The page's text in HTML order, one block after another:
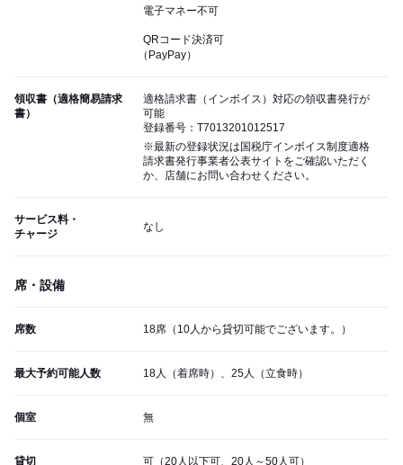
電子マネー不可
QRコード決済可
（PayPay）
領収書（適格簡易請求
書）
適格請求書（インボイス）対応の領収書発行が
可能
登録番号：T7013201012517
※最新の登録状況は国税庁インボイス制度適格
請求書発行事業者公表サイトをご確認いただく
か、店舗にお問い合わせください。
サービス料・
チャージ
なし
席・設備
席数 18席（10人から貸切可能でございます。）
最大予約可能人数 18人（着席時）、25人（立食時）
個室 無
貸切 可（20人以下可、20人～50人可）